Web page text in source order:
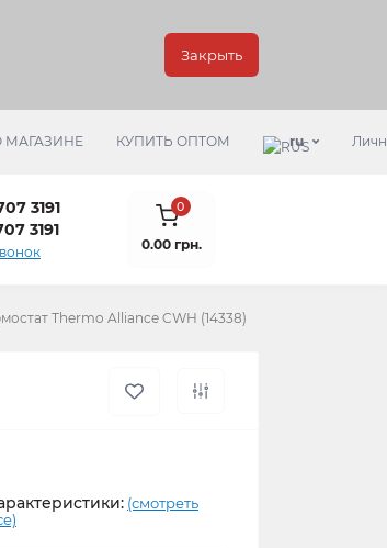
Закрыть
КУПИТЬ ОПТОМ ru
3191
3191
0
0.00 грн.
Thermo Alliance CWH (14338)
(смотреть